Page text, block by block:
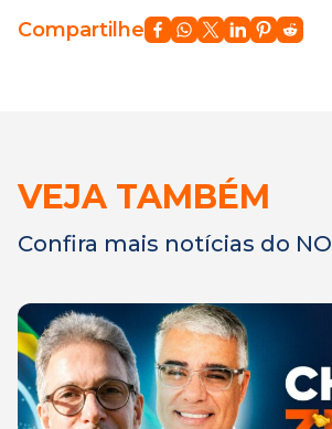
Compartilhe
VEJA TAMBÉM
Confira mais notícias do